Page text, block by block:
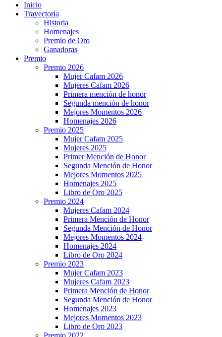
Inicio
Trayectoria
Historia
Homenajes
Premio de Oro
Ganadoras
Premio
Premio 2026
Mujer Cafam 2026
Mujeres Cafam 2026
Primera mención de honor
Segunda mención de honor
Mejores Momentos 2026
Homenajes 2026
Premio 2025
Mujer Cafam 2025
Mujeres 2025
Primer Mención de Honor
Segunda Mención de Honor
Mejores Momentos 2025
Homenajes 2025
Libro de Oro 2025
Premio 2024
Mujeres Cafam 2024
Primera Mención de Honor
Segunda Mención de Honor
Mejores Momentos 2024
Homenajes 2024
Libro de Oro 2024
Premio 2023
Mujer Cafam 2023
Mujeres Cafam 2023
Primera Mención de Honor
Segunda Mención de Honor
Homenajes 2023
Mejores Momentos 2023
Libro de Oro 2023
Premio 2022